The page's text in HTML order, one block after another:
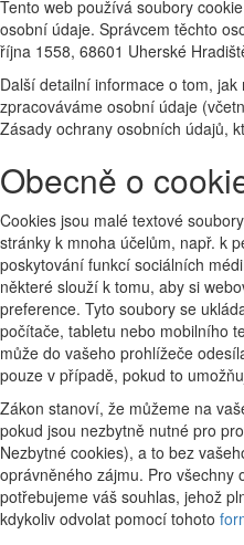
Tento web používá soubory
osobní údaje. Správcem těchto
října 1558, 68601 Uherské
Další detailní informace o tom,
zpracováváme osobní údaje
Zásady ochrany osobních údajů,
Obecně o
Cookies jsou malé textové
stránky k mnoha účelům, např. k
poskytování funkcí sociálních
některé slouží k tomu, aby si
preference. Tyto soubory se
počítače, tabletu nebo mobilního
může do vašeho prohlížeče
pouze v případě, pokud to
Zákon stanoví, že můžeme na
pokud jsou nezbytně nutné pro
Nezbytné cookies), a to bez
oprávněného zájmu. Pro všechny
potřebujeme váš souhlas, jehož
kdykoliv odvolat pomocí tohoto